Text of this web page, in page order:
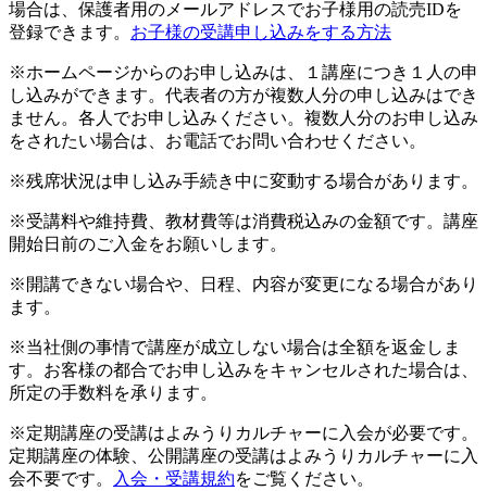
場合は、保護者用のメールアドレスでお子様用の読売IDを
登録できます。 お子様の受講申し込みをする方法
※ホームページからのお申し込みは、１講座につき１人の申
し込みができます。代表者の方が複数人分の申し込みはでき
ません。各人でお申し込みください。複数人分のお申し込み
をされたい場合は、お電話でお問い合わせください。
※残席状況は申し込み手続き中に変動する場合があります。
※受講料や維持費、教材費等は消費税込みの金額です。講座
開始日前のご入金をお願いします。
※開講できない場合や、日程、内容が変更になる場合があり
ます。
※当社側の事情で講座が成立しない場合は全額を返金しま
す。お客様の都合でお申し込みをキャンセルされた場合は、
所定の手数料を承ります。
※定期講座の受講はよみうりカルチャーに入会が必要です。
定期講座の体験、公開講座の受講はよみうりカルチャーに入
会不要です。
入会・受講規約をご覧ください。